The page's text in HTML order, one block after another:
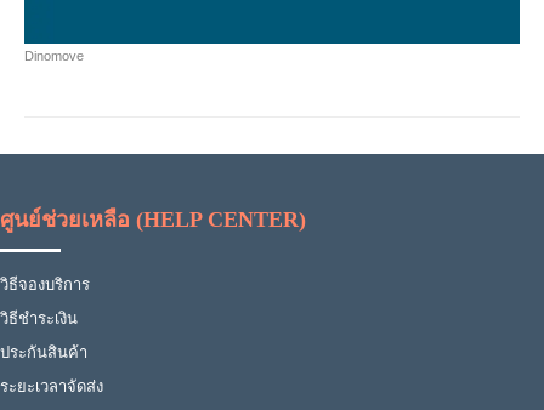
Dinomove
ศูนย์ช่วยเหลือ (HELP CENTER)
วิธีจองบริการ
วิธีชำระเงิน
ประกันสินค้า
ระยะเวลาจัดส่ง